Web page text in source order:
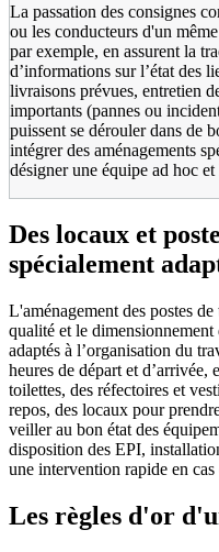
La passation des consignes
ou les conducteurs d'un
par exemple, en assurent la
d’informations sur l’état des
livraisons prévues, entretien
importants (pannes ou
puissent se dérouler dans de
intégrer des aménagements
désigner une équipe ad hoc
Des locaux et
spécialement
L'aménagement des postes
qualité et le dimensionnement
adaptés à l’organisation du
heures de départ et d’arrivée,
toilettes, des réfectoires et
repos, des locaux pour
veiller au bon état des
disposition des EPI,
une intervention rapide en
Les règles d'or